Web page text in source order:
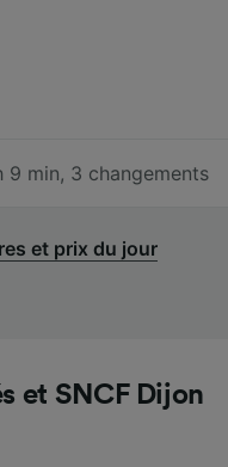
9 min, 3 changements
et prix du jour
et SNCF Dijon